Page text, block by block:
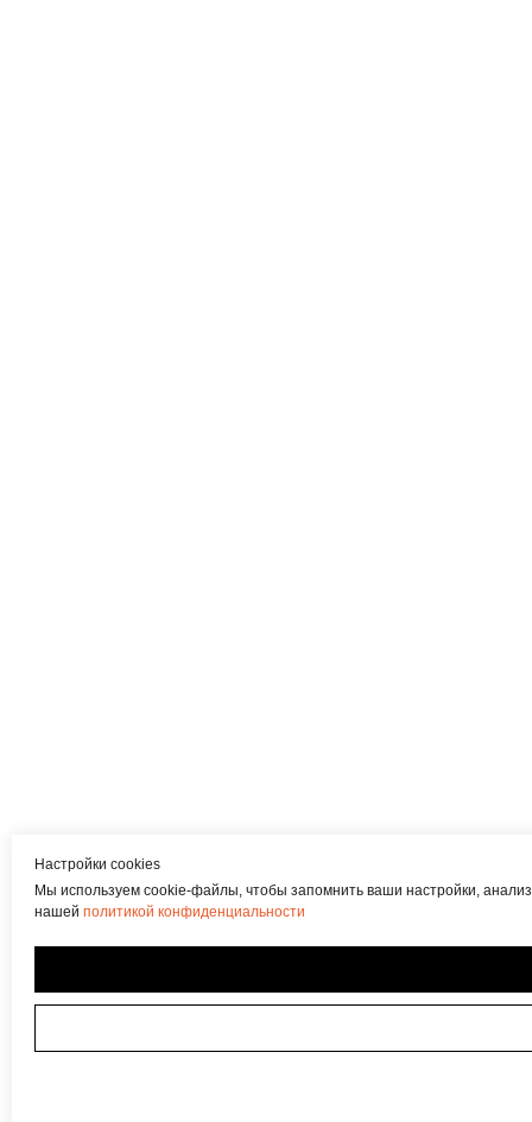
Настройки cookies
Мы используем cookie-файлы, чтобы запомнить ваши настройки,
нашей политикой конфиденциальности